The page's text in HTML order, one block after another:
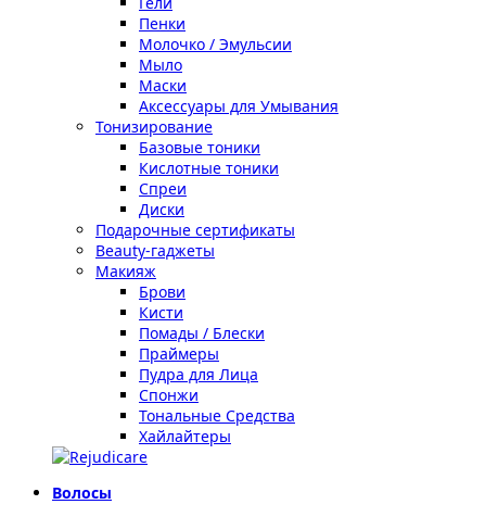
Пенки
Молочко / Эмульсии
Мыло
Маски
Аксессуары для Умывания
Тонизирование
Базовые тоники
Кислотные тоники
Спреи
Диски
Подарочные сертификаты
Beauty-гаджеты
Макияж
Брови
Кисти
Помады / Блески
Праймеры
Пудра для Лица
Спонжи
Тональные Средства
Хайлайтеры
Волосы